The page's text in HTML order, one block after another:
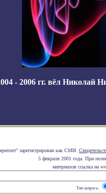
- 2006 гг. вёл Николай
зарегистрирован как СМИ.
5 февраля 2001 года. При
материалов ссылка на
Тип запроса: